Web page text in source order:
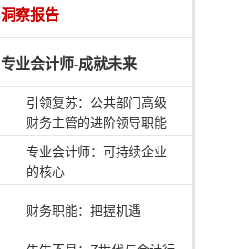
洞察报告
专业会计师-成就未来
引领复苏：公共部门高级
财务主管的进阶领导职能
专业会计师：可持续企业
的核心
财务职能：把握机遇